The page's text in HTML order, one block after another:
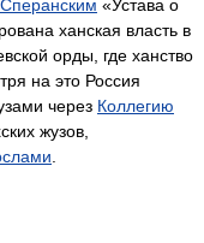
«Устава о
ханская власть в
орды, где ханство
на это Россия
через Коллегию
жузов,
.